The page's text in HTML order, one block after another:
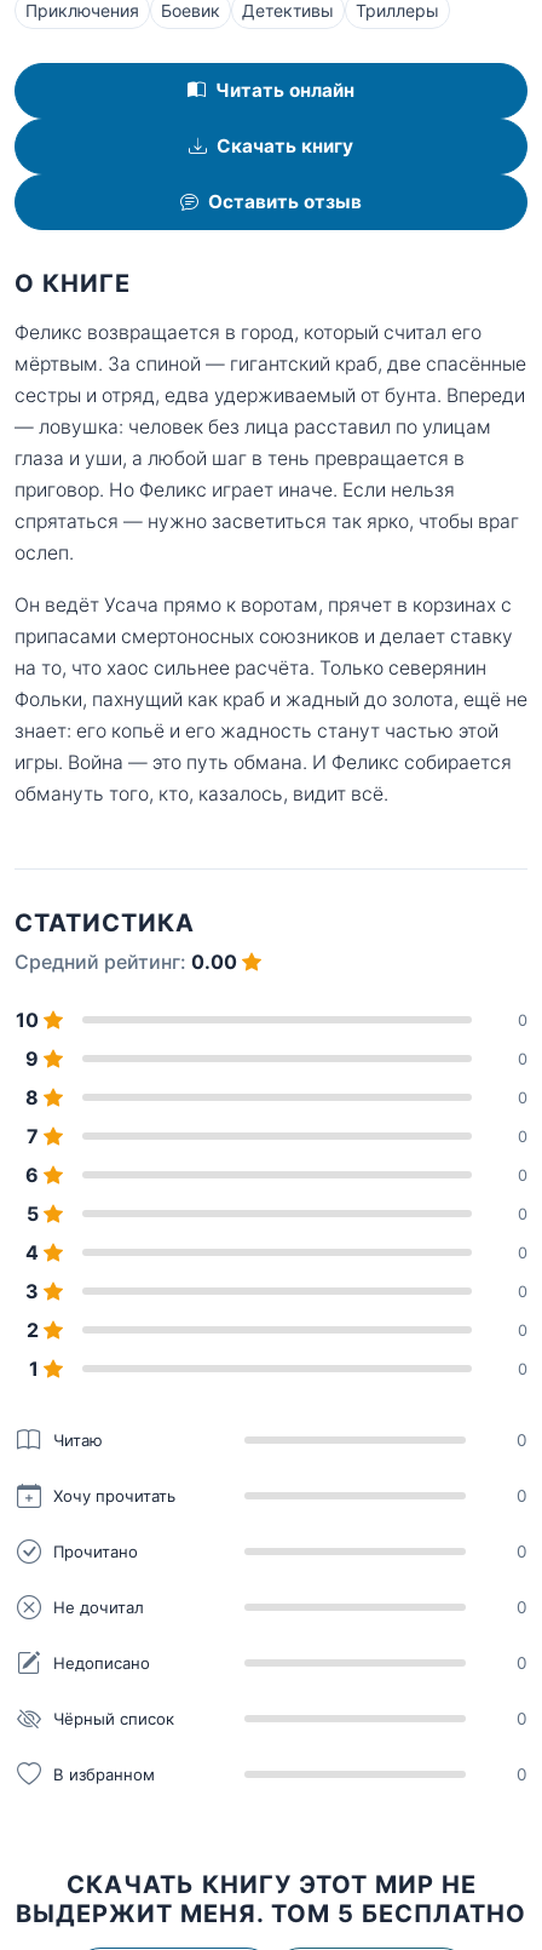
Приключения Боевик Детективы Триллеры
Читать онлайн
Скачать книгу
Оставить отзыв
О КНИГЕ
Феликс возвращается в город, который считал его
мёртвым. За спиной — гигантский краб, две спасённые
сестры и отряд, едва удерживаемый от бунта. Впереди
— ловушка: человек без лица расставил по улицам
глаза и уши, а любой шаг в тень превращается в
приговор. Но Феликс играет иначе. Если нельзя
спрятаться — нужно засветиться так ярко, чтобы враг
ослеп.
Он ведёт Усача прямо к воротам, прячет в корзинах с
припасами смертоносных союзников и делает ставку
на то, что хаос сильнее расчёта. Только северянин
Фольки, пахнущий как краб и жадный до золота, ещё не
знает: его копьё и его жадность станут частью этой
игры. Война — это путь обмана. И Феликс собирается
обмануть того, кто, казалось, видит всё.
СТАТИСТИКА
Средний рейтинг: 0.00
10 0
9 0
8 0
7 0
6 0
5 0
4 0
3 0
2 0
1 0
Читаю 0
Хочу прочитать 0
Прочитано 0
Не дочитал 0
Недописано 0
Чёрный список 0
В избранном 0
СКАЧАТЬ КНИГУ ЭТОТ МИР НЕ
ВЫДЕРЖИТ МЕНЯ. ТОМ 5 БЕСПЛАТНО